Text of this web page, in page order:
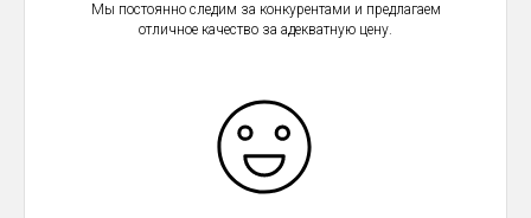
Мы постоянно следим за конкурентами и предлагаем
отличное качество за адекватную цену.